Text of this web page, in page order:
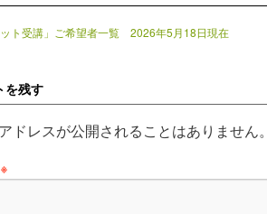
ット受講」ご希望者一覧 2026年5月18日現在
を残す
ドレスが公開されることはありません。
※